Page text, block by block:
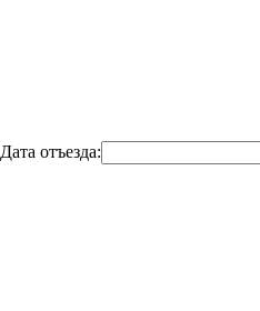
Дата отъезда: